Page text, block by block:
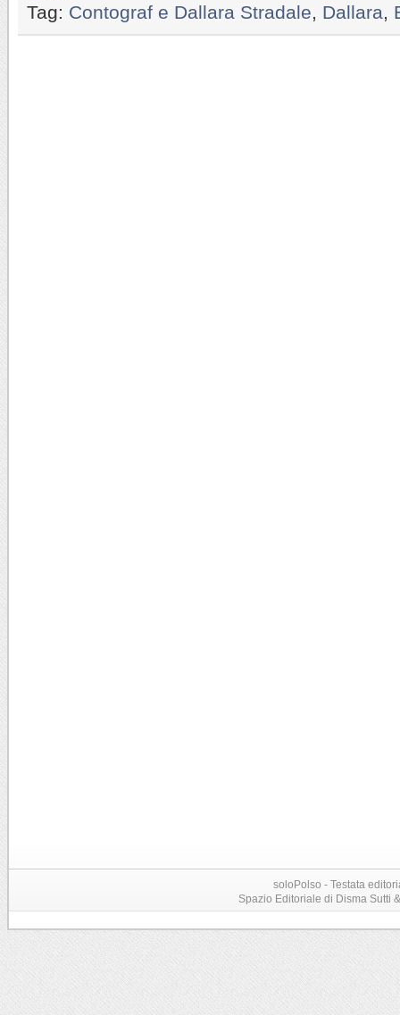
Tag: Contograf e Dallara Stradale Dallara
soloPolso - Testata
Spazio Editoriale di Disma Sutti